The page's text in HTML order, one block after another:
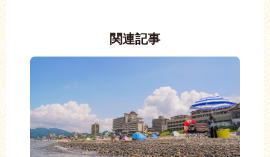
関連記事